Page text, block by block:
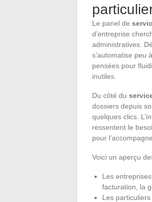
Le panel de
d’entreprise
administratives.
s’automatise peu
pensées pour
inutiles.
Du côté du
dossiers depuis
quelques clics.
ressentent le
pour
Voici un aperçu
Les
facturation, la
Les